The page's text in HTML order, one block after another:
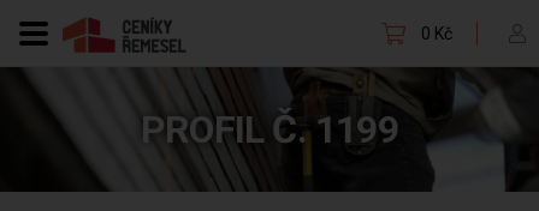
0 Kč
PROFIL Č. 1199